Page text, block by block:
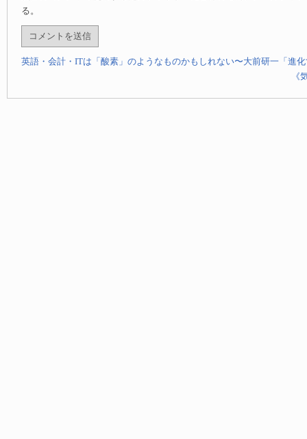
る。
英語・会計・ITは「酸素」のようなものかもしれない〜大前研一「進
《